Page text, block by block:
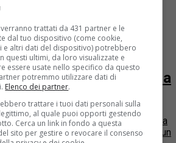
dati sulle ore di Cassa Integrazione
e in Deroga autorizzate in
di febbraio 2012: 9.142.477 è...
ripresa del lavoro, ma
dipendenti
alla Way Assauto, storica azienda
Torino a fine Ottocento per volontà di un
trattati da 431 partner e le
dal tuo dispositivo (come cookie,
e altri dati del dispositivo) potrebbero
questi ultimi, da loro visualizzate e
essere usate nello specifico da questo
potremmo utilizzare dati di
Elenco dei partner.
trattare i tuoi dati personali sulla
al quale puoi opporti gestendo
Cerca un link in fondo a questa
sito per gestire o revocare il consenso